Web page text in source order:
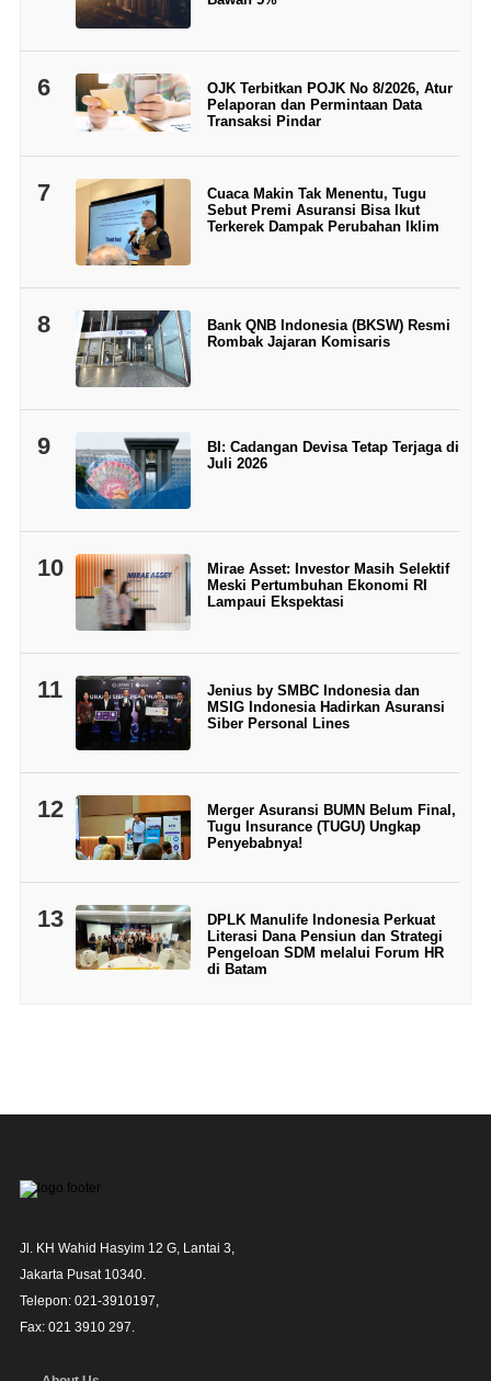
6
OJK Terbitkan POJK No 8/2026, Atur
Pelaporan dan Permintaan Data
Transaksi Pindar
7
Cuaca Makin Tak Menentu, Tugu
Sebut Premi Asuransi Bisa Ikut
Terkerek Dampak Perubahan Iklim
8
Bank QNB Indonesia (BKSW) Resmi
Rombak Jajaran Komisaris
9
BI: Cadangan Devisa Tetap Terjaga di
Juli 2026
10
Mirae Asset: Investor Masih Selektif
Meski Pertumbuhan Ekonomi RI
Lampaui Ekspektasi
11
Jenius by SMBC Indonesia dan
MSIG Indonesia Hadirkan Asuransi
Siber Personal Lines
12
Merger Asuransi BUMN Belum Final,
Tugu Insurance (TUGU) Ungkap
Penyebabnya!
13
DPLK Manulife Indonesia Perkuat
Literasi Dana Pensiun dan Strategi
Pengeloan SDM melalui Forum HR
di Batam
Jl. KH Wahid Hasyim 12 G, Lantai 3,
Jakarta Pusat 10340.
Telepon: 021-3910197,
Fax: 021 3910 297.